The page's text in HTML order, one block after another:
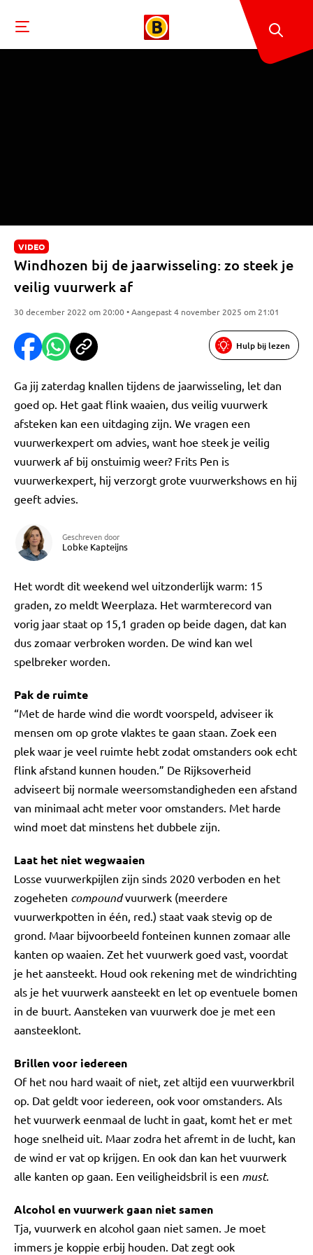
VIDEO
Windhozen bij de jaarwisseling: zo steek je
veilig vuurwerk af
30 december 2022 om 20:00 • Aangepast 4 november 2025 om 21:01
Hulp bij lezen
Ga jij zaterdag knallen tijdens de jaarwisseling, let dan
goed op. Het gaat flink waaien, dus veilig vuurwerk
afsteken kan een uitdaging zijn. We vragen een
vuurwerkexpert om advies, want hoe steek je veilig
vuurwerk af bij onstuimig weer? Frits Pen is
vuurwerkexpert, hij verzorgt grote vuurwerkshows en hij
geeft advies.
Geschreven door
Lobke Kapteijns
Het wordt dit weekend wel uitzonderlijk warm: 15
graden, zo meldt Weerplaza. Het warmterecord van
vorig jaar staat op 15,1 graden op beide dagen, dat kan
dus zomaar verbroken worden. De wind kan wel
spelbreker worden.
Pak de ruimte
“Met de harde wind die wordt voorspeld, adviseer ik
mensen om op grote vlaktes te gaan staan. Zoek een
plek waar je veel ruimte hebt zodat omstanders ook echt
flink afstand kunnen houden.” De Rijksoverheid
adviseert bij normale weersomstandigheden een afstand
van minimaal acht meter voor omstanders. Met harde
wind moet dat minstens het dubbele zijn.
Laat het niet wegwaaien
Losse vuurwerkpijlen zijn sinds 2020 verboden en het
zogeheten compoundvuurwerk (meerdere
vuurwerkpotten in één, red.) staat vaak stevig op de
grond. Maar bijvoorbeeld fonteinen kunnen zomaar alle
kanten op waaien. Zet het vuurwerk goed vast, voordat
je het aansteekt. Houd ook rekening met de windrichting
als je het vuurwerk aansteekt en let op eventuele bomen
in de buurt. Aansteken van vuurwerk doe je met een
aansteeklont.
Brillen voor iedereen
Of het nou hard waait of niet, zet altijd een vuurwerkbril
op. Dat geldt voor iedereen, ook voor omstanders. Als
het vuurwerk eenmaal de lucht in gaat, komt het er met
hoge snelheid uit. Maar zodra het afremt in de lucht, kan
de wind er vat op krijgen. En ook dan kan het vuurwerk
alle kanten op gaan. Een veiligheidsbril is een must.
Alcohol en vuurwerk gaan niet samen
Tja, vuurwerk en alcohol gaan niet samen. Je moet
immers je koppie erbij houden. Dat zegt ook